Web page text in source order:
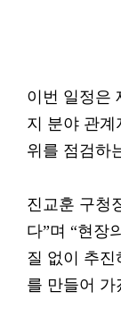
이번 일정은
지 분야 관계
위를 점검하
진교훈 구청
다”며 “현장
질 없이 추
를 만들어 가